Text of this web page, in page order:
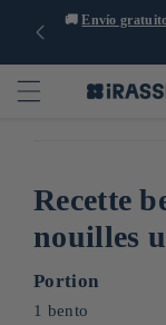
🚚Envío
Recette
nouilles
Portion
1 bento